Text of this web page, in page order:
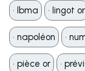
•️ lbma •️ lingot or
•️ napoléon •️
•️ pièce or •️